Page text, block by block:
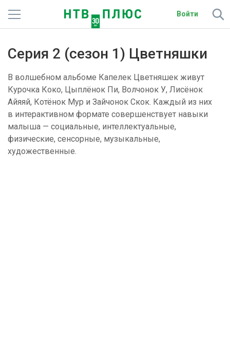
Войти
Фильмы и сериалы
Спорт
Подписки
Радио
Серия 2 (сезон 1) Цветняшки
В волшебном альбоме Капелек Цветняшек живут
Курочка Коко, Цыплёнок Пи, Волчонок У, Лисёнок
Айяяй, Котёнок Мур и Зайчонок Скок. Каждый из них
в интерактивном формате совершенствует навыки
малыша — социальные, интеллектуальные,
физические, сенсорные, музыкальные,
художественные.